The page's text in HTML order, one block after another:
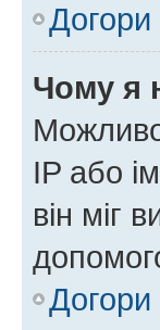
Догори
Чому я
IP або
він міг
Догори